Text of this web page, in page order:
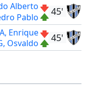
45'
Alberto
Pablo
45'
Enrique
Osvaldo